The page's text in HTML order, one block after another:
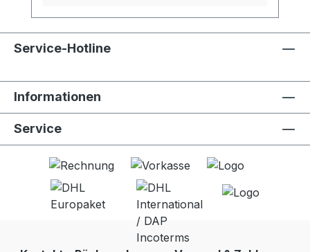
Service-Hotline
Informationen
Service